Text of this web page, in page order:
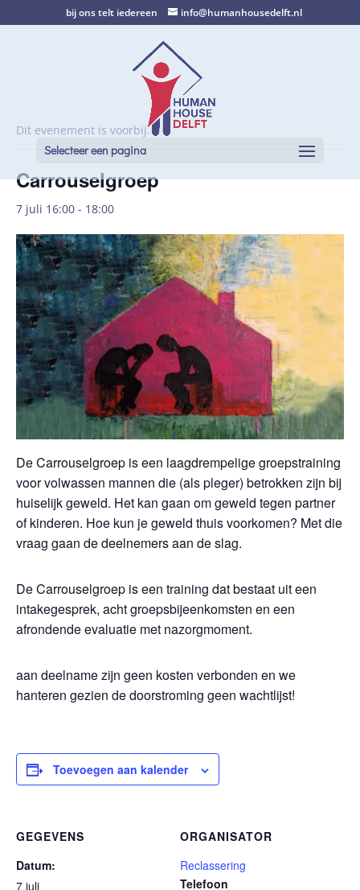
bij ons telt iedereen info@humanhousedelft.nl
Selecteer een pagina
Dit evenement is voorbij.
Carrouselgroep
7 juli 16:00 - 18:00
De Carrouselgroep is een laagdrempelige groepstraining
voor volwassen mannen die (als pleger) betrokken zijn bij
huiselijk geweld. Het kan gaan om geweld tegen partner
of kinderen. Hoe kun je geweld thuis voorkomen? Met die
vraag gaan de deelnemers aan de slag.
De Carrouselgroep is een training dat bestaat uit een
intakegesprek, acht groepsbijeenkomsten en een
afrondende evaluatie met nazorgmoment.
aan deelname zijn geen kosten verbonden en we
hanteren gezien de doorstroming geen wachtlijst!
Toevoegen aan kalender
GEGEVENS
Datum:
7 juli
ORGANISATOR
Reclassering
Telefoon